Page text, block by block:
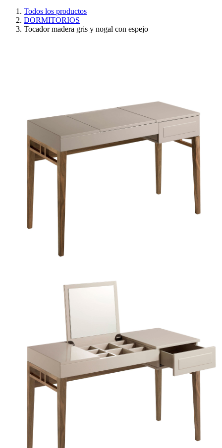
Todos los productos
DORMITORIOS
Tocador madera gris y nogal con espejo